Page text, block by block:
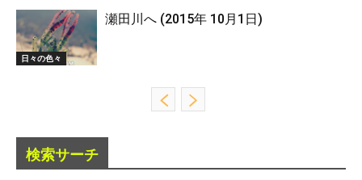
日々の色々
瀬田川へ (2015年 10月1日)
検索サーチ